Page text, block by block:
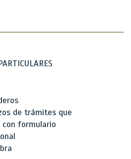
de trámites que
con formulario